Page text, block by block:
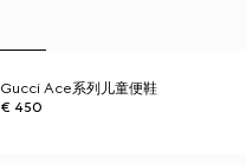
Gucci Ace系列儿童便鞋
€ 450